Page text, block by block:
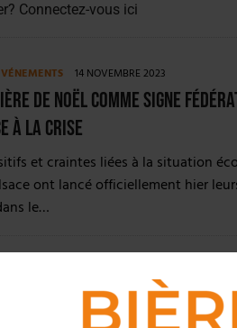
Connectez-vous ici
14 NOVEMBRE 2023
de Noël comme signe
à la crise
et craintes liées à la situation
ont lancé officiellement hier
le…
saison, la Fête de la Bière de